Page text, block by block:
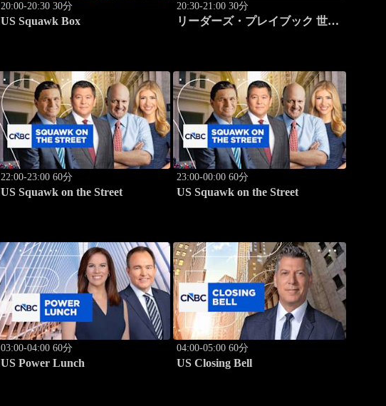
20:00-20:30 30分
US Squawk Box
20:30-21:00 30分
リーダーズ・プレイブック 世界
22:00-23:00 60分
US Squawk on the Street
23:00-00:00 60分
US Squawk on the Street
03:00-04:00 60分
US Power Lunch
04:00-05:00 60分
US Closing Bell